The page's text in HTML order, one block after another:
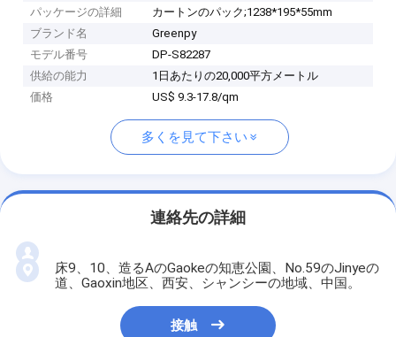
パッケージの詳細
カートンのパック;1238*195*55mm
ブランド名
Greenpy
モデル番号
DP-S82287
供給の能力
1日あたりの20,000平方メートル
価格
US$ 9.3-17.8/qm
多くを見て下さい
連絡先の詳細
床9、10、造るAのGaokeの知恵公園、No.59のJinyeの
道、Gaoxin地区、西安、シャンシーの地域、中国。
接触